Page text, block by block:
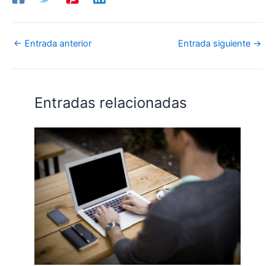
← Entrada anterior Entrada siguiente →
Entradas relacionadas